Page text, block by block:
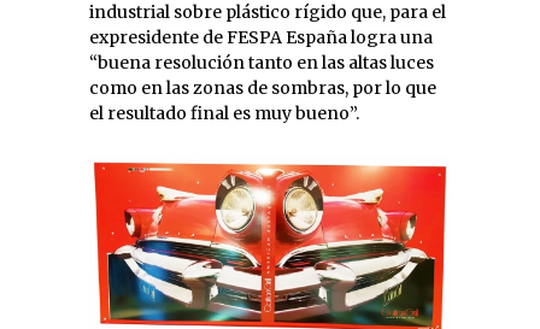
industrial sobre plástico rígido que, para el
expresidente de FESPA España logra una
“buena resolución tanto en las altas luces
como en las zonas de sombras, por lo que
el resultado final es muy bueno”.